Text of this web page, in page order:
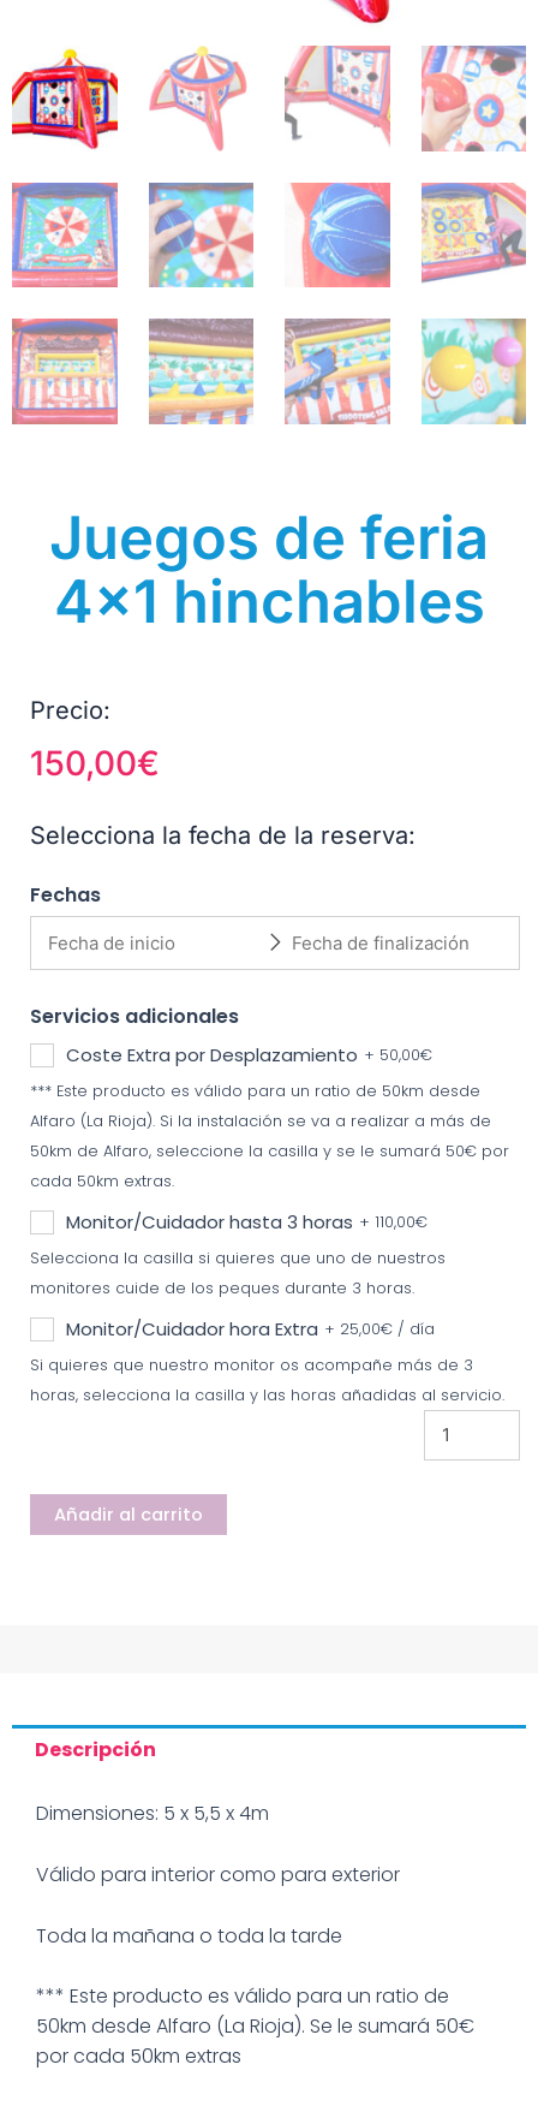
Juegos de feria
4×1 hinchables
Precio:
150,00€
Selecciona la fecha de la reserva:
Fechas
Servicios adicionales
Coste Extra por Desplazamiento + 50,00€
*** Este producto es válido para un ratio de 50km desde
Alfaro (La Rioja). Si la instalación se va a realizar a más de
50km de Alfaro, seleccione la casilla y se le sumará 50€ por
cada 50km extras.
Monitor/Cuidador hasta 3 horas + 110,00€
Selecciona la casilla si quieres que uno de nuestros
monitores cuide de los peques durante 3 horas.
Monitor/Cuidador hora Extra + 25,00€ / día
Si quieres que nuestro monitor os acompañe más de 3
horas, selecciona la casilla y las horas añadidas al servicio.
Añadir al carrito
Descripción
Dimensiones: 5 x 5,5 x 4m
Válido para interior como para exterior
Toda la mañana o toda la tarde
*** Este producto es válido para un ratio de
50km desde Alfaro (La Rioja). Se le sumará 50€
por cada 50km extras